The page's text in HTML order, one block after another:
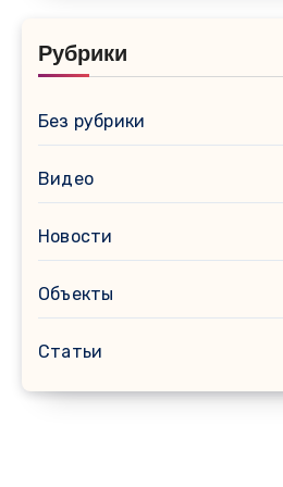
Рубрики
Без рубрики
Видео
Новости
Объекты
Статьи